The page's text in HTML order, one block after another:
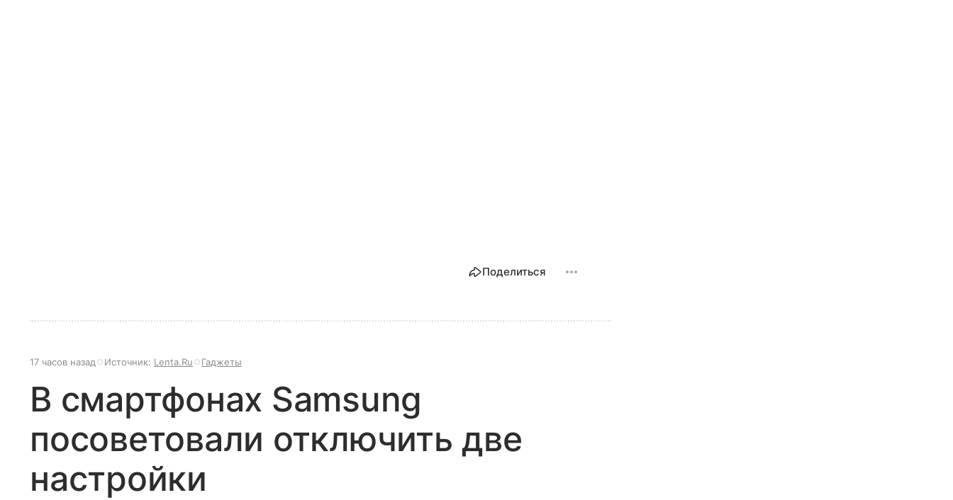
Поделиться
17 часов назад Источник: Lenta.Ru Гаджеты
В смартфонах Samsung
посоветовали отключить две
настройки